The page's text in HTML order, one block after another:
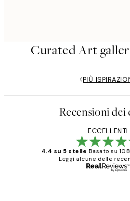
Curated Art
PIÙ
Recensioni
ECCELLENTI
4.4 su 5 stelle Basato su
Leggi alcune delle